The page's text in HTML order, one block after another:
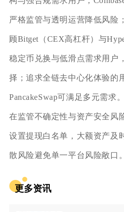
严格监管与透明运营降低风险
顾Bitget（CEX高杠杆）与
稳定币兑换与低滑点需求用户
择；追求全链去中心化体验的
PancakeSwap可满足多元需求
在监管不确定性与资产安全风
设置提现白名单，大额资产及
散风险避免单一平台风险敞口。
更多资讯